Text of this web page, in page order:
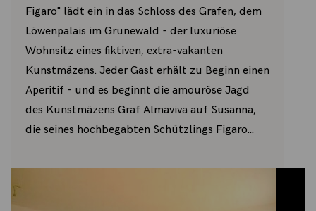
Figaro" lädt ein in das Schloss des Grafen, dem
Löwenpalais im Grunewald - der luxuriöse
Wohnsitz eines fiktiven, extra-vakanten
Kunstmäzens. Jeder Gast erhält zu Beginn einen
Aperitif - und es beginnt die amouröse Jagd
des Kunstmäzens Graf Almaviva auf Susanna,
die seines hochbegabten Schützlings Figaro...